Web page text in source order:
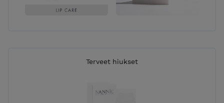
Terveet hiukset